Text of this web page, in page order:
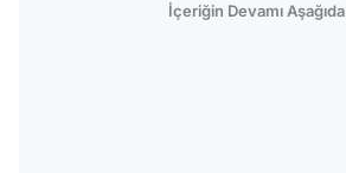
İçeriğin Devamı Aşağıda